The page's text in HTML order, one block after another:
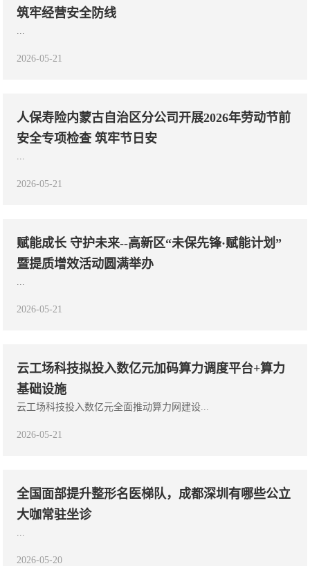
筑牢经营安全防线
...
2026-05-21
人保寿险内蒙古自治区分公司开展2026年劳动节前
安全专项检查 筑牢节日安
...
2026-05-21
赋能成长 守护未来--高新区“未保先锋·赋能计划”
暨提质增效活动圆满举办
...
2026-05-21
云工场科技拟投入数亿元加码算力调度平台+算力
基础设施
云工场科技投入数亿元全面推动算力网建设...
2026-05-21
全国面部提升整形名医梯队，成都深圳有哪些公立
大咖常驻坐诊
...
2026-05-20